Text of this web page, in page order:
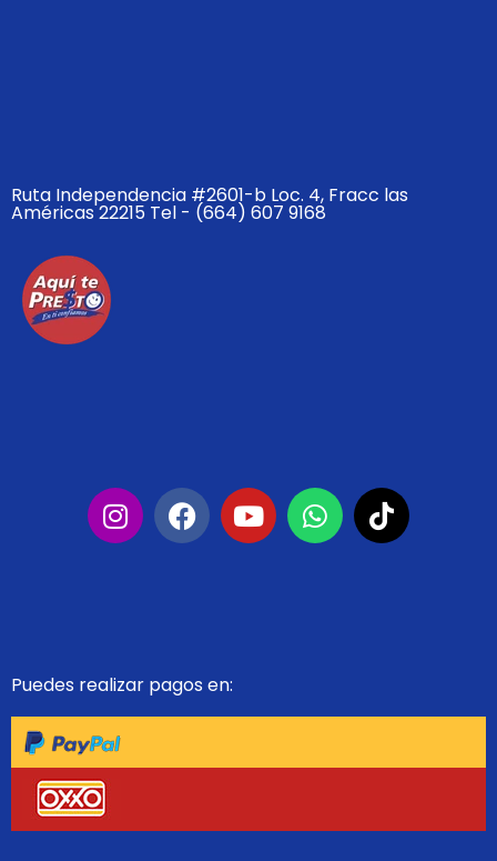
Ruta Independencia #2601-b Loc. 4, Fracc las
Américas 22215 Tel - (664) 607 9168
Puedes realizar pagos en: